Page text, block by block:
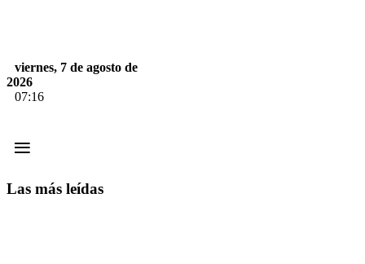
viernes, 7 de agosto de
2026
07:16
≡
Las más leídas